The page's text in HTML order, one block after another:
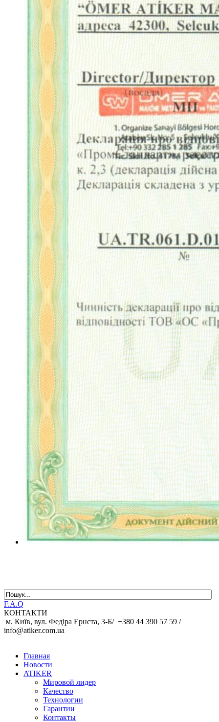
F.A.Q
КОНТАКТИ
м. Київ, вул. Федіра Ернста, 3-Б/ +380 44 390 57 59 /
info@atiker.com.ua
Главная
Новости
ATIKER
Мировой лидер
Качество
Технологии
Гарантии
Контакты